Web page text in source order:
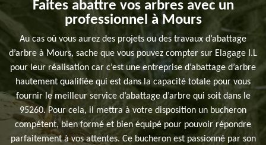
Faites abattre vos arbres avec un
professionnel à Mours
Au cas où vous aurez des projets ou des travaux d’abattage
d’arbre à Mours, sache que vous pouvez compter sur Elagage I.L
pour leur réalisation car c’est une entreprise d’abattage d’arbre
hautement qualifiée qui est dans la capacité totale pour vous
fournir le meilleur service d’abattage d’arbre qui soit dans le
95260. Pour cela, il mettra à votre disposition un bucheron
compétent, bien formé et bien équipé pour pouvoir répondre
parfaitement à vos attentes. Ce bucheron est passionné par son